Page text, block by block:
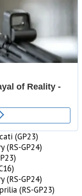
(GP23)
(RS-GP24)
(RS-GP24)
(RS-GP23)